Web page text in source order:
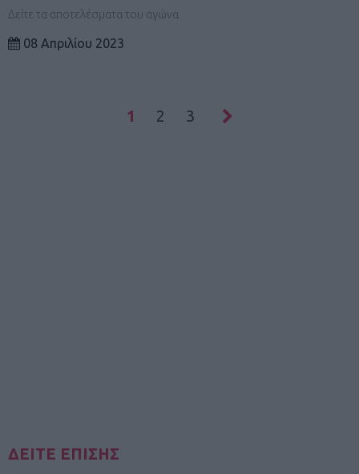
Δείτε τα αποτελέσματα του αγώνα
08 Απριλίου 2023
1 2 3
ΔΕΙΤΕ ΕΠΙΣΗΣ